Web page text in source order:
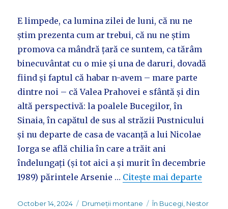
E limpede, ca lumina zilei de luni, că nu ne
știm prezenta cum ar trebui, că nu ne știm
promova ca mândră țară ce suntem, ca tărâm
binecuvântat cu o mie și una de daruri, dovadă
fiind și faptul că habar n-avem – mare parte
dintre noi – că Valea Prahovei e sfântă și din
altă perspectivă: la poalele Bucegilor, în
Sinaia, în capătul de sus al străzii Pustnicului
și nu departe de casa de vacanță a lui Nicolae
Iorga se află chilia în care a trăit ani
îndelungați (și tot aici a și murit în decembrie
1989) părintele Arsenie … Citește mai departe
Posted
October 14, 2024 Categories
Drumeții montane Tags
În Bucegi Nestor